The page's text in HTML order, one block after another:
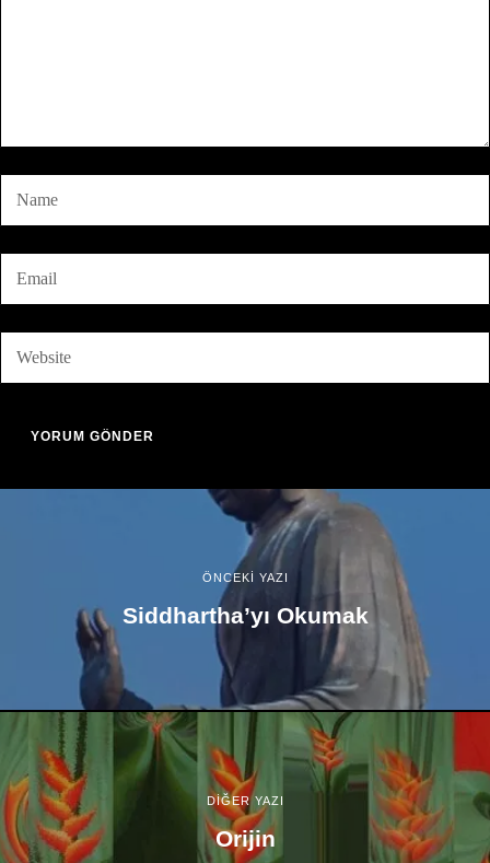
ÖNCEKİ YAZI
Siddhartha’yı Okumak
DİĞER YAZI
Orijin